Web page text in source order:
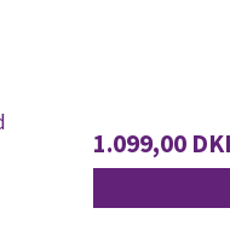
1.099,00